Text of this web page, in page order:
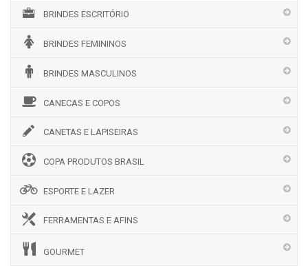
BRINDES ESCRITÓRIO
BRINDES FEMININOS
BRINDES MASCULINOS
CANECAS E COPOS
CANETAS E LAPISEIRAS
COPA PRODUTOS BRASIL
ESPORTE E LAZER
FERRAMENTAS E AFINS
GOURMET